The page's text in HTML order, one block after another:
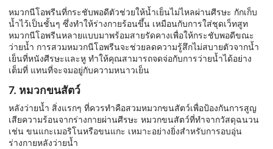
หมวกนีโอพรีนที่กระชับพอดีตัวช่วยให้น้ำเย็นไม่ไหลผ่านศีรษะ กักเก็บ
น้ำไว้เป็นชั้นๆ ซึ่งทำให้ร่างกายร้อนขึ้น เหมือนกับการใส่ชุดเว็ทสูท
หมวกนีโอพรีนหลายแบบมาพร้อมสายรัดคางเพื่อให้กระชับพอดีขณะ
ว่ายน้ำ การสวมหมวกนีโอพรีนจะช่วยลดความรู้สึกไม่สบายตัวจากน้ำ
เย็นที่หนังศีรษะและหู ทำให้คุณสามารถจดจ่อกับการว่ายน้ำได้อย่าง
เต็มที่ แทนที่จะจมอยู่กับความหนาวเย็น
7. หมวกขนสัตว์
หลังว่ายน้ำ สิ่งแรกๆ ที่ควรทำคือสวมหมวกขนสัตว์เพื่อป้องกันการสูญ
เสียความร้อนจากร่างกายผ่านศีรษะ หมวกขนสัตว์ที่ทำจากวัสดุฉนวน
เช่น ขนแกะเมอริโนหรือขนแกะ เหมาะอย่างยิ่งสำหรับการอบอุ่น
ร่างกายหลังว่ายน้ำ